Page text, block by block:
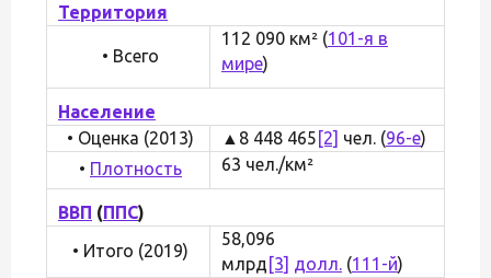
Территория
• Всего
112 090 км² (101-я в
мире)
Население
• Оценка (2013)
▲8 448 465 [2] чел. (96-е)
• Плотность 63 чел./км²
ВВП (ППС)
• Итого (2019)
58,096
млрд [3] долл. (111-й)